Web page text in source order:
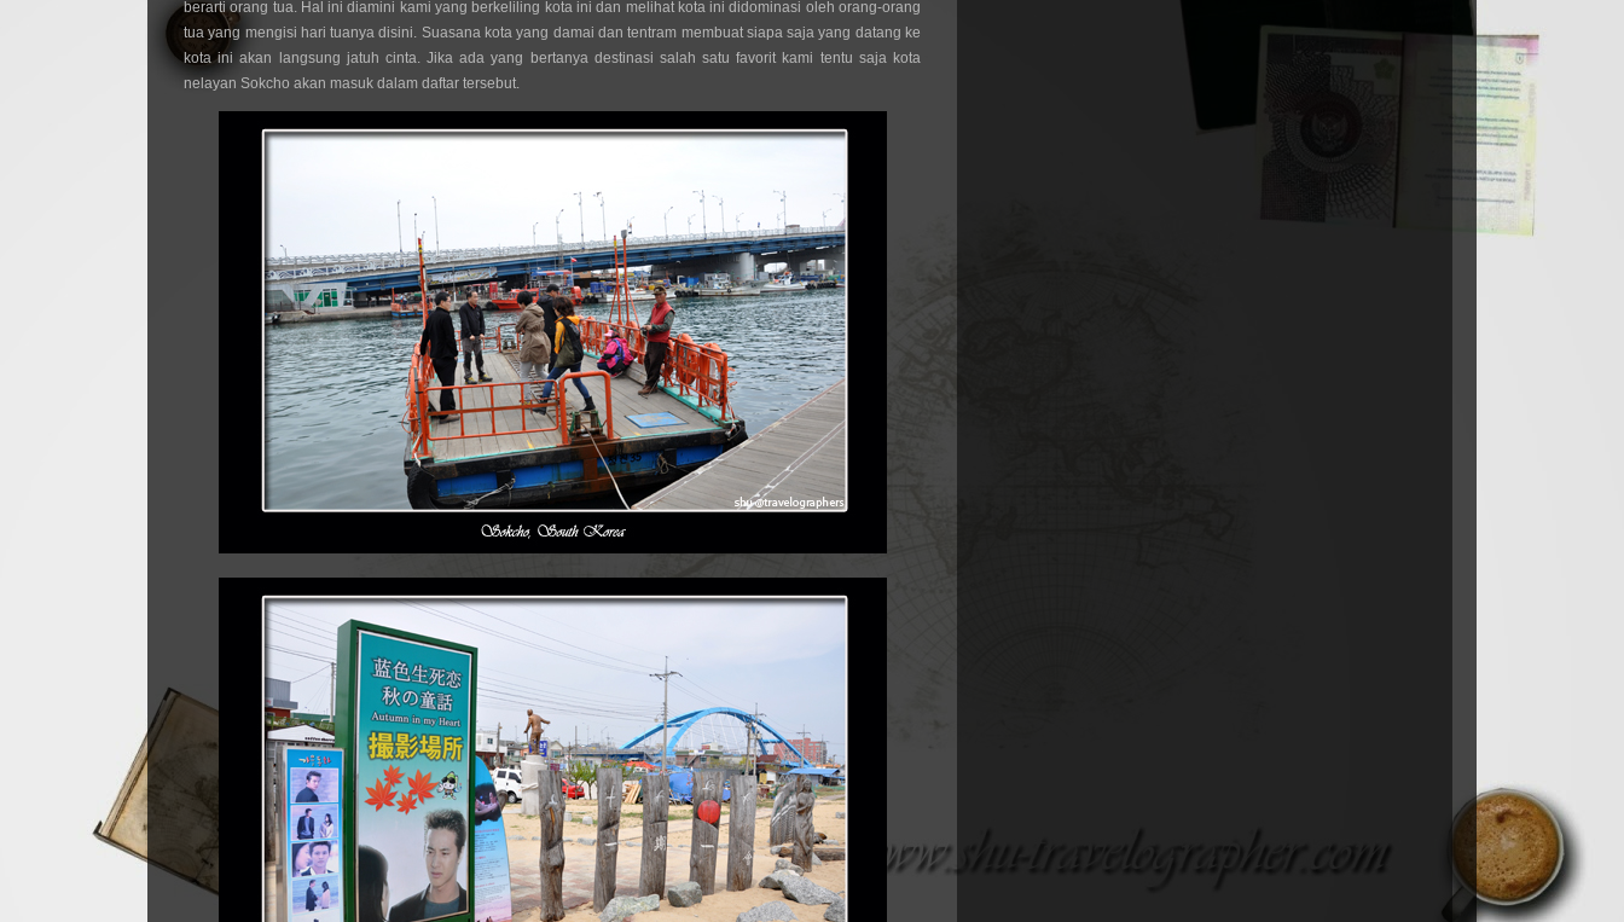
berarti orang tua. Hal ini diamini kami yang berkeliling kota ini dan melihat kota ini didominasi oleh orang-orang
tua yang mengisi hari tuanya disini. Suasana kota yang damai dan tentram membuat siapa saja yang datang ke
kota ini akan langsung jatuh cinta. Jika ada yang bertanya destinasi salah satu favorit kami tentu saja kota
nelayan Sokcho akan masuk dalam daftar tersebut.